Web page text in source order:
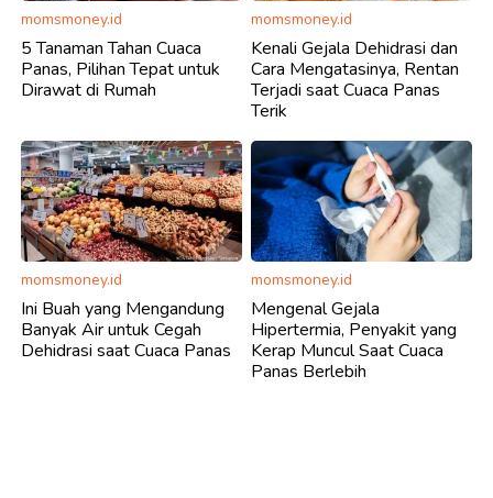
momsmoney.id
5 Tanaman Tahan Cuaca
Panas, Pilihan Tepat untuk
Dirawat di Rumah
momsmoney.id
Kenali Gejala Dehidrasi dan
Cara Mengatasinya, Rentan
Terjadi saat Cuaca Panas
Terik
momsmoney.id
Ini Buah yang Mengandung
Banyak Air untuk Cegah
Dehidrasi saat Cuaca Panas
momsmoney.id
Mengenal Gejala
Hipertermia, Penyakit yang
Kerap Muncul Saat Cuaca
Panas Berlebih